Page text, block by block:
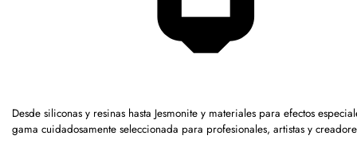
Desde siliconas y resinas hasta Jesmonite y materiales para efectos
gama cuidadosamente seleccionada para profesionales, artistas y